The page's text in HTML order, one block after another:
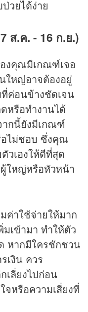
วยได้ง่าย
ส.ค. - 16 ก.ย.)
งคุณมีเกณฑ์เจอ
ใหญ่อาจต้องอยู่
ค่อนข้างชัดเจน
หรือทำงานได้
ากนี้ยังมีเกณฑ์
ไม่ชอบ ซึ่งคุณ
วเองให้ดีที่สุด
ใหญ่หรือหัวหน้า
าใช้จ่ายให้มาก
เข้ามา ทำให้ตัว
หากมีใครชักชวน
เงิน ควร
เลี่ยงไปก่อน
จหรือความเสี่ยงที่